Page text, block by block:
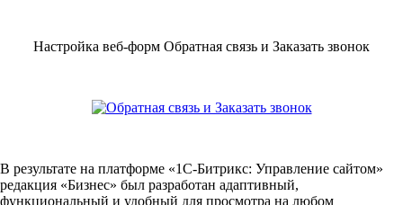
Настройка веб-форм Обратная связь и Заказать звонок
В результате на платформе «1С-Битрикс: Управление сайтом»
редакция «Бизнес» был разработан адаптивный,
функциональный и удобный для просмотра на любом